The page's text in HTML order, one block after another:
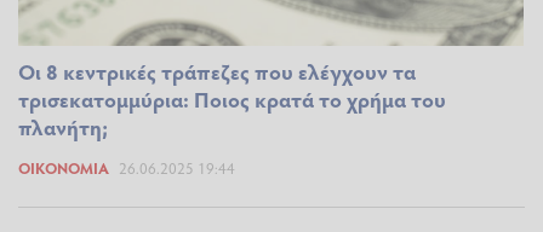
Οι 8 κεντρικές τράπεζες που ελέγχουν τα
τρισεκατομμύρια: Ποιος κρατά το χρήμα του
πλανήτη;
ΟΙΚΟΝΟΜΊΑ 26.06.2025 19:44